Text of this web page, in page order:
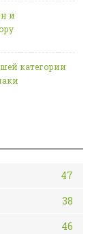
и
категории
47
38
46